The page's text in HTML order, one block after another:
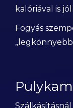
kalóriával is
Fogyás